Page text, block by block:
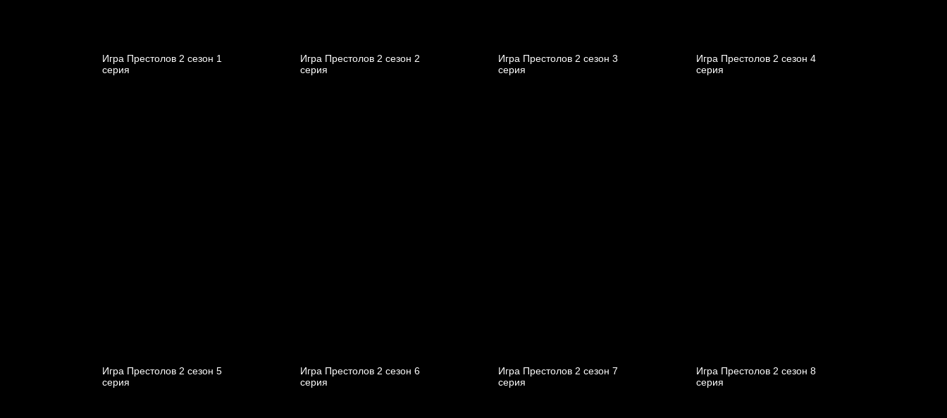
Игра Престолов 2 cезон 1
cерия
Игра Престолов 2 cезон 2
cерия
Игра Престолов 2 cезон 3
cерия
Игра Престолов 2 cезон 4
cерия
Игра Престолов 2 cезон 5
cерия
Игра Престолов 2 cезон 6
cерия
Игра Престолов 2 cезон 7
cерия
Игра Престолов 2 cезон 8
cерия